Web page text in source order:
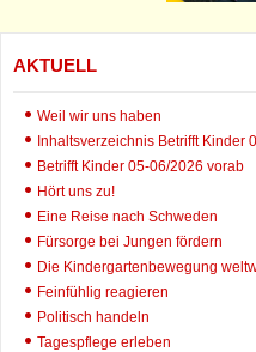
AKTUELL
Weil wir uns haben
Inhaltsverzeichnis Betrifft Kinder
Betrifft Kinder 05-06/2026 vorab
Hört uns zu!
Eine Reise nach Schweden
Fürsorge bei Jungen fördern
Die Kindergartenbewegung
Feinfühlig reagieren
Politisch handeln
Tagespflege erleben